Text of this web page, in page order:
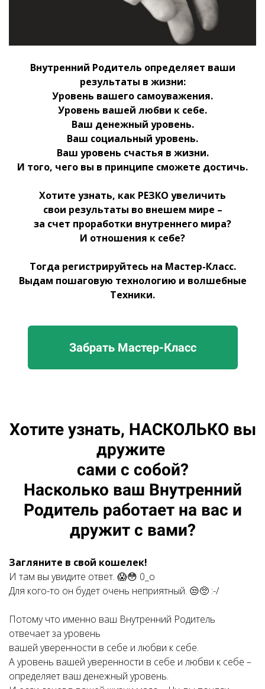
Внутренний Родитель определяет ваши
результаты в жизни:
Уровень вашего самоуважения.
Уровень вашей любви к себе.
Ваш денежный уровень.
Ваш социальный уровень.
Ваш уровень счастья в жизни.
И того, чего вы в принципе сможете достичь.
Хотите узнать, как РЕЗКО увеличить
свои результаты во внешем мире –
за счет проработки внутреннего мира?
И отношения к себе?
Тогда регистрируйтесь на Мастер-Класс.
Выдам пошаговую технологию и волшебные
Техники.
Забрать Мастер-Класс
Хотите узнать, НАСКОЛЬКО вы
дружите
сами с собой?
Насколько ваш Внутренний
Родитель работает на вас и
дружит с вами?
Загляните в свой кошелек!
И там вы увидите ответ. 😱😳 0_о
Для кого-то он будет очень неприятный. 😒🥺 :-/
Потому что именно ваш Внутренний Родитель
отвечает за уровень
вашей уверенности в себе и любви к себе.
А уровень вашей уверенности в себе и любви к себе –
определяет ваш денежный уровень.